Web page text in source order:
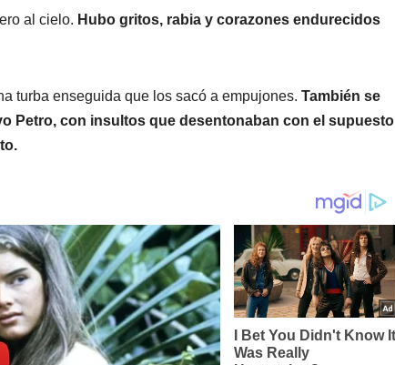
al cielo. Hubo gritos, rabia y corazones endurecidos
turba enseguida que los sacó a empujones. También se
Petro, con insultos que desentonaban con el supuesto